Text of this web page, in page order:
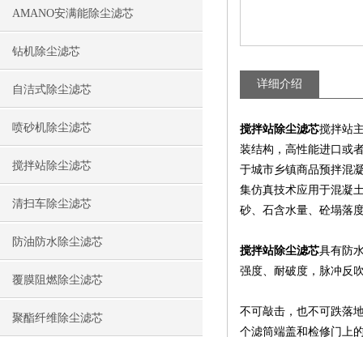
AMANO安满能除尘滤芯
钻机除尘滤芯
自洁式除尘滤芯
喷砂机除尘滤芯
搅拌站除尘滤芯
清扫车除尘滤芯
防油防水除尘滤芯
覆膜阻燃除尘滤芯
聚酯纤维除尘滤芯
详细介绍
搅拌站除尘滤芯搅拌站
装结构，高性能进口或
于城市乡镇商品预拌混
集仿真技术应用于混凝
砂、石含水量、砼塌落
搅拌站除尘滤芯具有防
强度、耐破度，脉冲反
不可敲击，也不可跌落
个滤筒端盖和检修门上